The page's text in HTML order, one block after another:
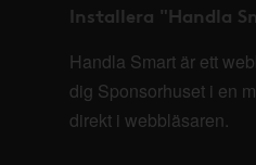
Installera "Handla
Handla Smart är ett
dig Sponsorhuset i en
direkt i webbläsaren.